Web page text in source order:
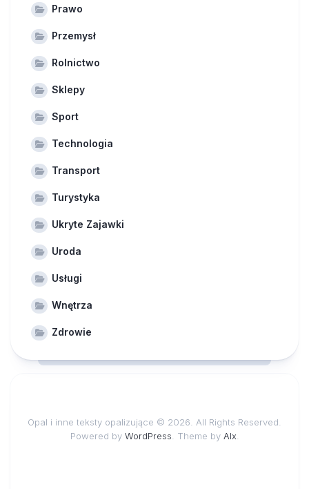
Prawo
Przemysł
Rolnictwo
Sklepy
Sport
Technologia
Transport
Turystyka
Ukryte Zajawki
Uroda
Usługi
Wnętrza
Zdrowie
Opal i inne teksty opalizujące © 2026. All Rights Reserved.
Powered by WordPress . Theme by Alx